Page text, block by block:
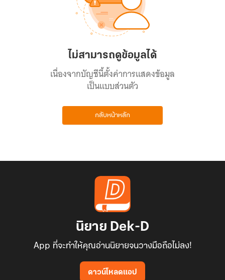
ไม่สามารถดูข้อมูลได้
เนื่องจากบัญชีนี้ตั้งค่าการแสดงข้อมูล
เป็นแบบส่วนตัว
กลับหน้าหลัก
นิยาย Dek-D
App ที่จะทำให้คุณอ่านนิยายจนวางมือถือไม่ลง!
ดาวน์โหลดแอป